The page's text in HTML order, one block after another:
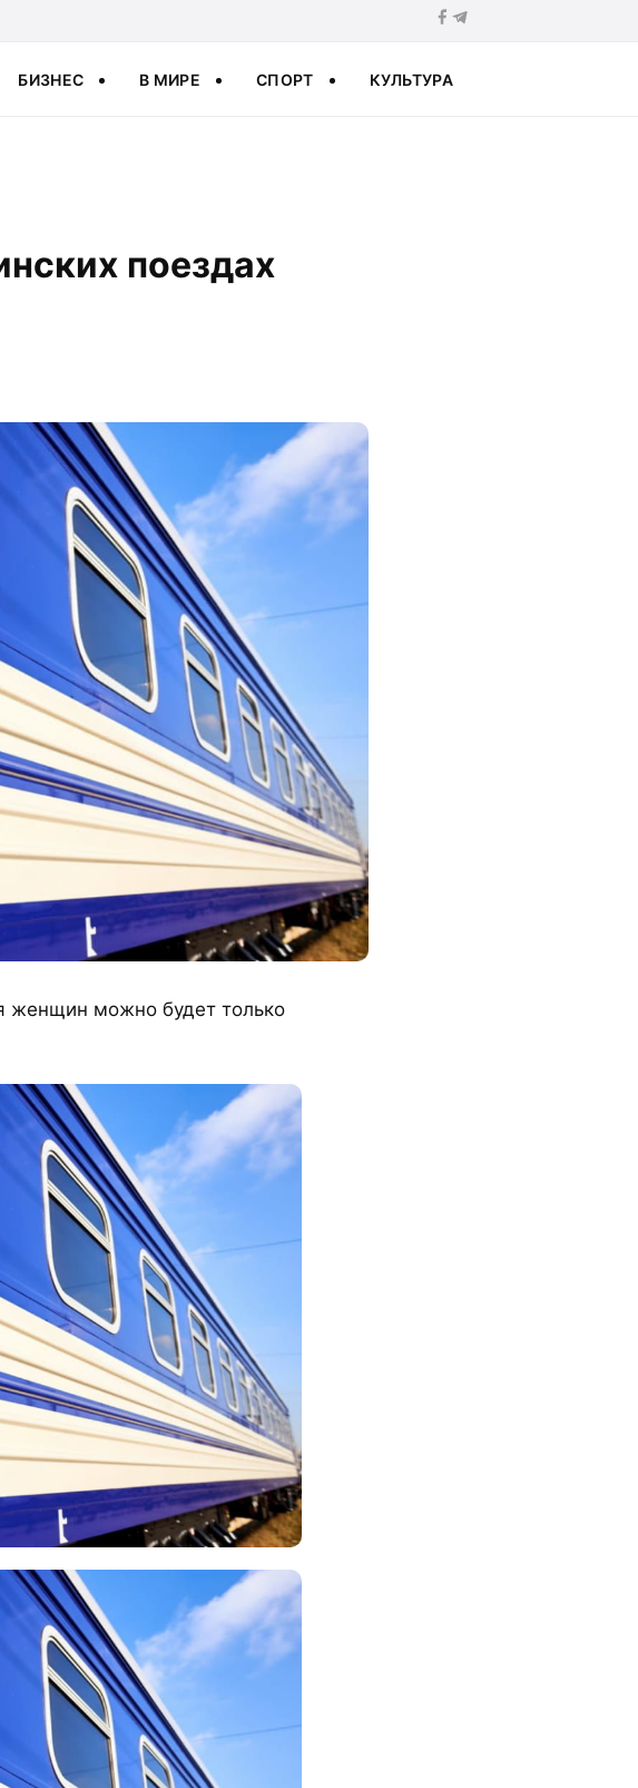
БИЗНЕС В МИРЕ СПОРТ КУЛЬТУРА
поездах
женщин можно будет только